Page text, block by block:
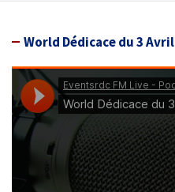
World Dédicace du 3 Avril